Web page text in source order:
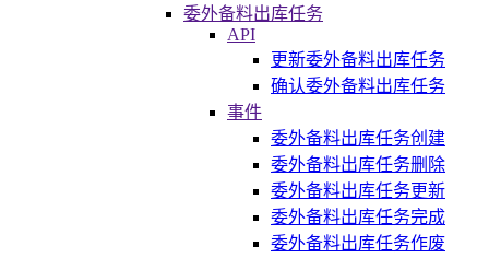
委外备料出库任务
API
更新委外备料出库任务
确认委外备料出库任务
事件
委外备料出库任务创建
委外备料出库任务删除
委外备料出库任务更新
委外备料出库任务完成
委外备料出库任务作废